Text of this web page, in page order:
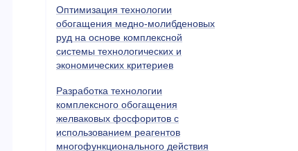
Оптимизация технологии
обогащения медно-молибденовых
руд на основе комплексной
системы технологических и
экономических критериев
Разработка технологии
комплексного обогащения
желваковых фосфоритов с
использованием реагентов
многофункционального действия